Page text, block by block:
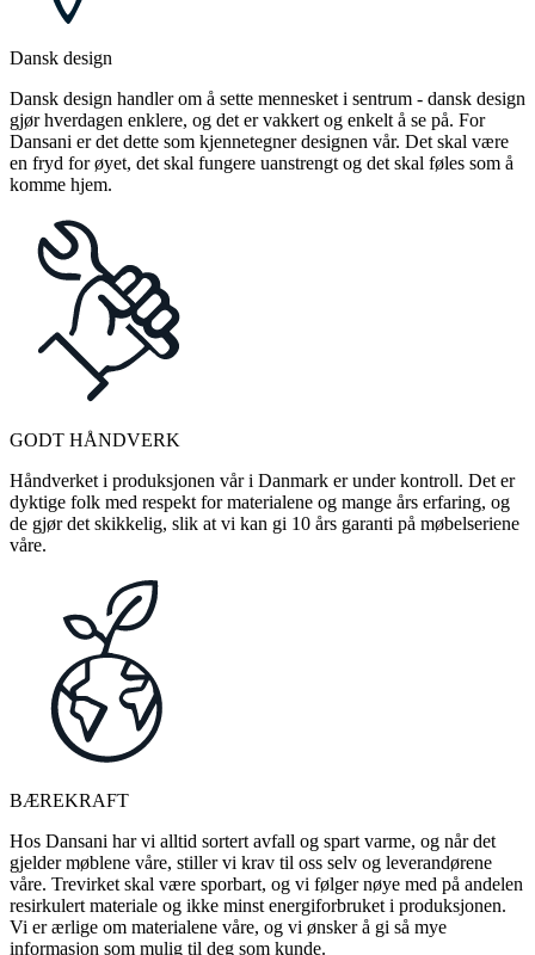
Dansk design
Dansk design handler om å sette mennesket i sentrum - dansk design
gjør hverdagen enklere, og det er vakkert og enkelt å se på. For
Dansani er det dette som kjennetegner designen vår. Det skal være
en fryd for øyet, det skal fungere uanstrengt og det skal føles som å
komme hjem.
GODT HÅNDVERK
Håndverket i produksjonen vår i Danmark er under kontroll. Det er
dyktige folk med respekt for materialene og mange års erfaring, og
de gjør det skikkelig, slik at vi kan gi 10 års garanti på møbelseriene
våre.
BÆREKRAFT
Hos Dansani har vi alltid sortert avfall og spart varme, og når det
gjelder møblene våre, stiller vi krav til oss selv og leverandørene
våre. Trevirket skal være sporbart, og vi følger nøye med på andelen
resirkulert materiale og ikke minst energiforbruket i produksjonen.
Vi er ærlige om materialene våre, og vi ønsker å gi så mye
informasjon som mulig til deg som kunde.